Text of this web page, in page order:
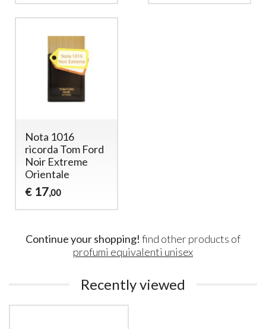
Nota 1016
ricorda Tom Ford
Noir Extreme
Orientale
€ 17,00
Continue your shopping! find other products of
profumi equivalenti unisex
Recently viewed